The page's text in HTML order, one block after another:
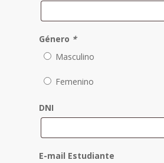
Género *
Masculino
Femenino
DNI
E-mail Estudiante